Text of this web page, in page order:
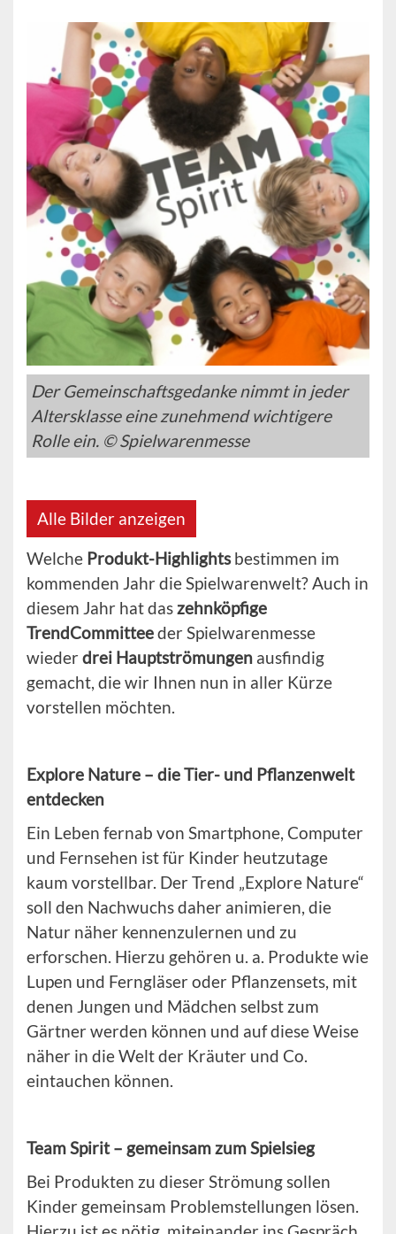
Der Gemeinschaftsgedanke nimmt in jeder
Altersklasse eine zunehmend wichtigere
Rolle ein. © Spielwarenmesse
Alle Bilder anzeigen
Welche Produkt-Highlightsbestimmen im
kommenden Jahr die Spielwarenwelt? Auch in
diesem Jahr hat daszehnköpfige
TrendCommitteeder Spielwarenmesse
wiederdrei Hauptströmungen ausfindig
gemacht, die wir Ihnen nun in aller Kürze
vorstellen möchten.
Explore Nature – die Tier- und Pflanzenwelt
entdecken
Ein Leben fernab von Smartphone, Computer
und Fernsehen ist für Kinder heutzutage
kaum vorstellbar. Der Trend „Explore Nature“
soll den Nachwuchs daher animieren, die
Natur näher kennenzulernen und zu
erforschen. Hierzu gehören u. a. Produkte wie
Lupen und Ferngläser oder Pflanzensets, mit
denen Jungen und Mädchen selbst zum
Gärtner werden können und auf diese Weise
näher in die Welt der Kräuter und Co.
eintauchen können.
Team Spirit – gemeinsam zum Spielsieg
Bei Produkten zu dieser Strömung sollen
Kinder gemeinsam Problemstellungen lösen.